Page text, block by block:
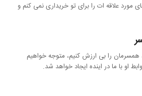
علاقه ات را برای تو خریداری نمی کنم و
را بی ارزش کنیم، متوجه خواهیم
او با ما در اینده ایجاد خواهد شد.